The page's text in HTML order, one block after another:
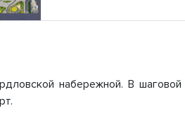
набережной. В